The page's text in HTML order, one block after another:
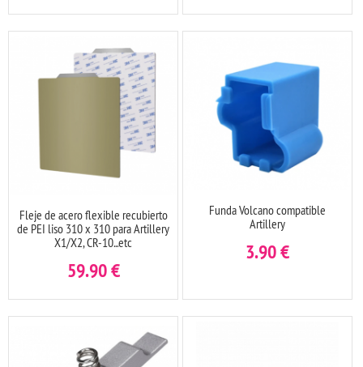
Fleje de acero flexible recubierto
de PEI liso 310 x 310 para Artillery
X1/X2, CR-10...etc
59.90€
Funda Volcano compatible
Artillery
3.90€